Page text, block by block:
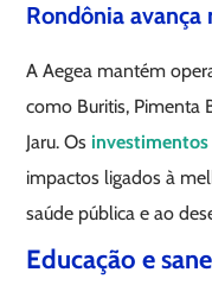
Rondônia avança
A Aegea mantém
como Buritis, Pimenta
Jaru. Os investimentos
impactos ligados à
saúde pública e ao
Educação e